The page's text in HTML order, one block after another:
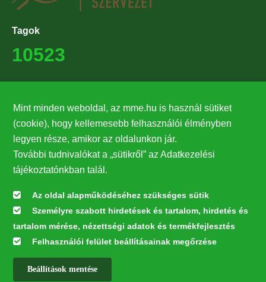
Tagok
10523
27224
Hírlevél feliratkozás
Értesüljön elsőként legfrissebb híreinkről, eseményeinkről!
Feliratkozás
Mint minden weboldal, az mme.hu is használ sütiket
(cookie), hogy kellemesebb felhasználói élményben
legyen része, amikor az oldalunkon jár.
További tudnivalókat a „sütikről” az Adatkezelési
tájékoztatónkban talál.
Az oldal alapműködéséhez szükséges sütik
Személyre szabott hirdetések és tartalom, hirdetés és
tartalom mérése, nézettségi adatok és termékfejlesztés
Felhasználói felület beállításainak megőrzése
Beállítások mentése